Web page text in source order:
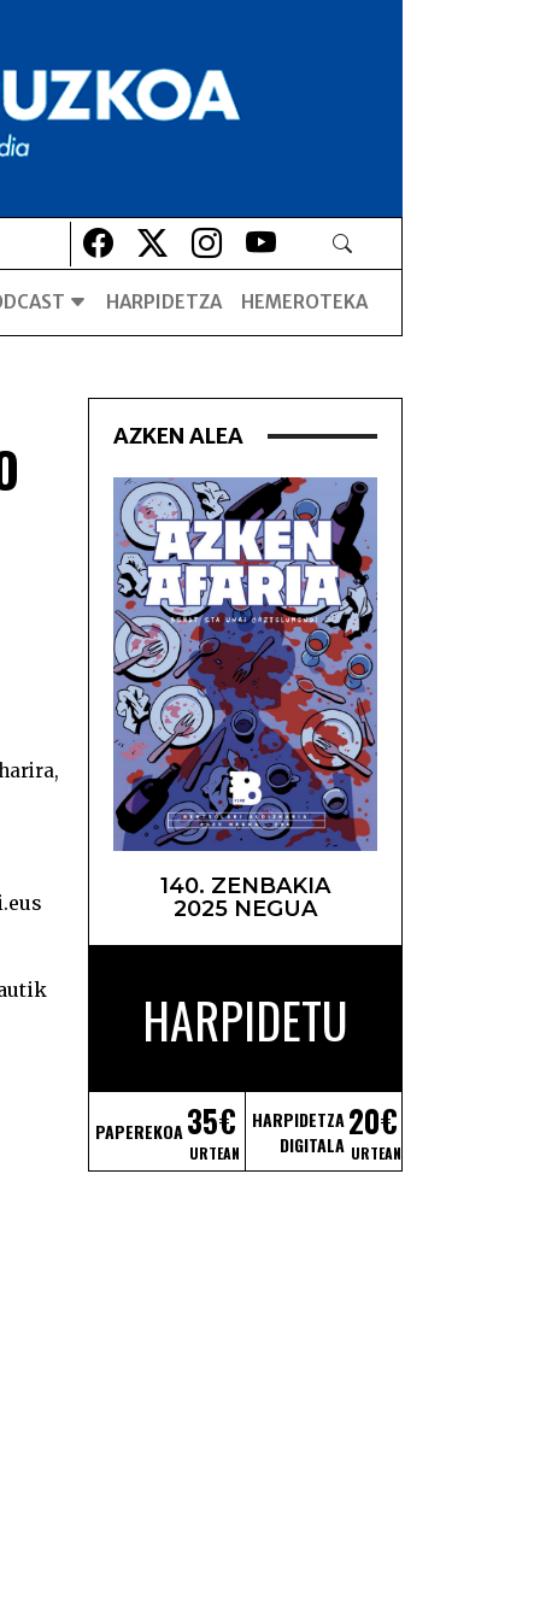
Lehio berrian irekiko da
Lehio berrian irekiko da
Lehio berrian irekiko da
Lehio berrian irekiko da
HARPIDETZA HEMEROTEKA
AZKEN ALEA
140. ZENBAKIA
2025 NEGUA
HARPIDETU
PAPEREKOA35€
URTEAN
HARPIDETZA
DIGITALA
20€
URTEAN